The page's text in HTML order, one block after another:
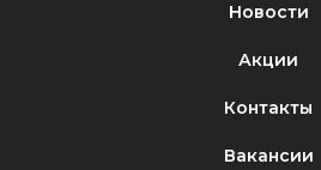
Новости
Акции
Контакты
Вакансии